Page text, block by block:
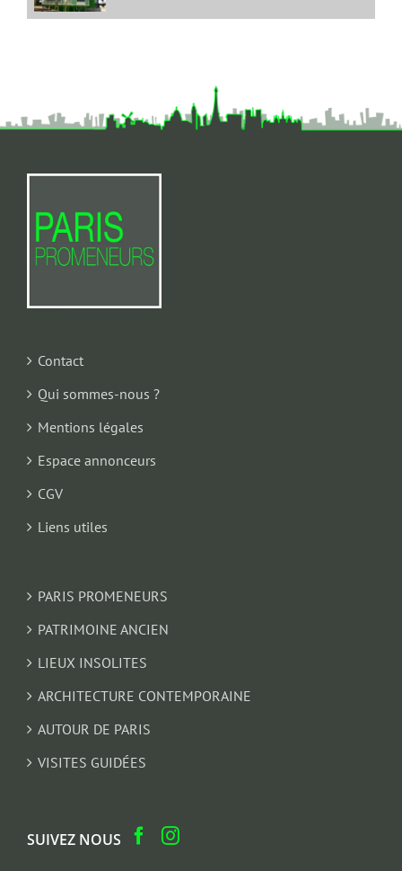
Contact
Qui sommes-nous ?
Mentions légales
Espace annonceurs
CGV
Liens utiles
PARIS PROMENEURS
PATRIMOINE ANCIEN
LIEUX INSOLITES
ARCHITECTURE CONTEMPORAINE
AUTOUR DE PARIS
VISITES GUIDÉES
SUIVEZ NOUS